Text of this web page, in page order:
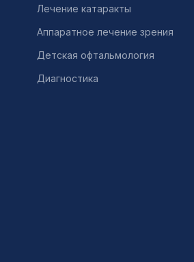
Лечение катаракты
Аппаратное лечение зрения
Детская офтальмология
Диагностика